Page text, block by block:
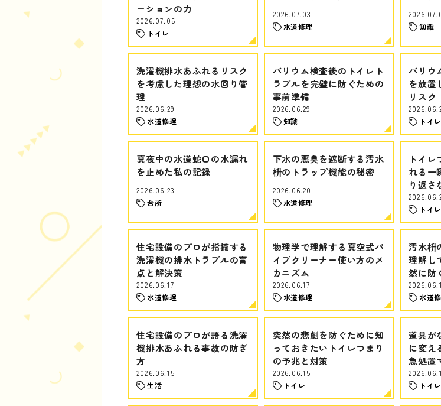
ーションの力
2026.07.05
トイレ
2026.07.03
水道修理
知識
洗濯機排水あふれるリスク
を考慮した理想の水回り管
理
2026.06.29
水道修理
バリウム検査後のトイレト
ラブルを完璧に防ぐための
事前準備
2026.06.29
知識
バリウ
を放置
リスク
トイレ
真夜中の水道蛇口の水漏れ
を止めた私の記録
2026.06.23
台所
下水の悪臭を遮断する汚水
枡のトラップ機能の秘密
2026.06.20
水道修理
トイ
れる一
り返さ
トイレ
住宅設備のプロが指摘する
洗濯機の排水トラブルの盲
点と解決策
2026.06.17
水道修理
物理学で理解する真空式パ
イプクリーナー使い方のメ
カニズム
2026.06.17
水道修理
汚水枡
理解し
然に防
水道
住宅設備のプロが語る洗濯
機排水あふれる事故の防ぎ
方
2026.06.15
生活
突然の悲劇を防ぐために知
っておきたいトイレつまり
の予兆と対策
2026.06.15
トイレ
道具が
に変え
急処置
トイレ